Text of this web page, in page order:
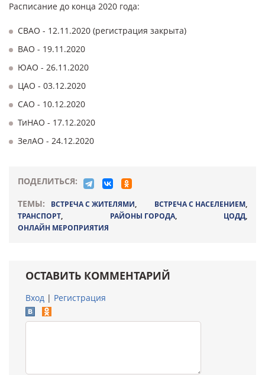
Расписание до конца 2020 года:
СВАО - 12.11.2020 (регистрация закрыта)
ВАО - 19.11.2020
ЮАО - 26.11.2020
ЦАО - 03.12.2020
САО - 10.12.2020
ТиНАО - 17.12.2020
ЗелАО - 24.12.2020
ПОДЕЛИТЬСЯ:
ТЕМЫ:
ВСТРЕЧА С ЖИТЕЛЯМИ, ВСТРЕЧА С НАСЕЛЕНИЕМ,
ТРАНСПОРТ, РАЙОНЫ ГОРОДА, ЦОДД,
ОНЛАЙН МЕРОПРИЯТИЯ
ОСТАВИТЬ КОММЕНТАРИЙ
Вход | Регистрация